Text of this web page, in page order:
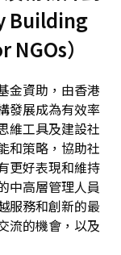
Building
）
金資助，由香港
發展成為有效率
維工具及建設社
和策略，協助社
更好表現和維持
中高層管理人員
服務和創新的最
流的機會，以及